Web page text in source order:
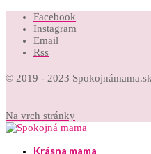
Facebook
Instagram
Email
Rss
© 2019 - 2023
Na vrch stránky
Krásna mama